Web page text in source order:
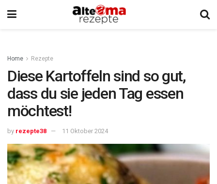
Home Rezepte
Diese Kartoffeln sind so gut,
dass du sie jeden Tag essen
möchtest!
by rezepte38 11 Oktober 2024